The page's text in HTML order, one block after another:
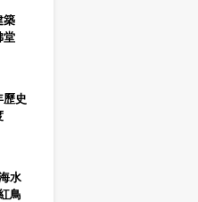
築
堂
歷史
水
鳥